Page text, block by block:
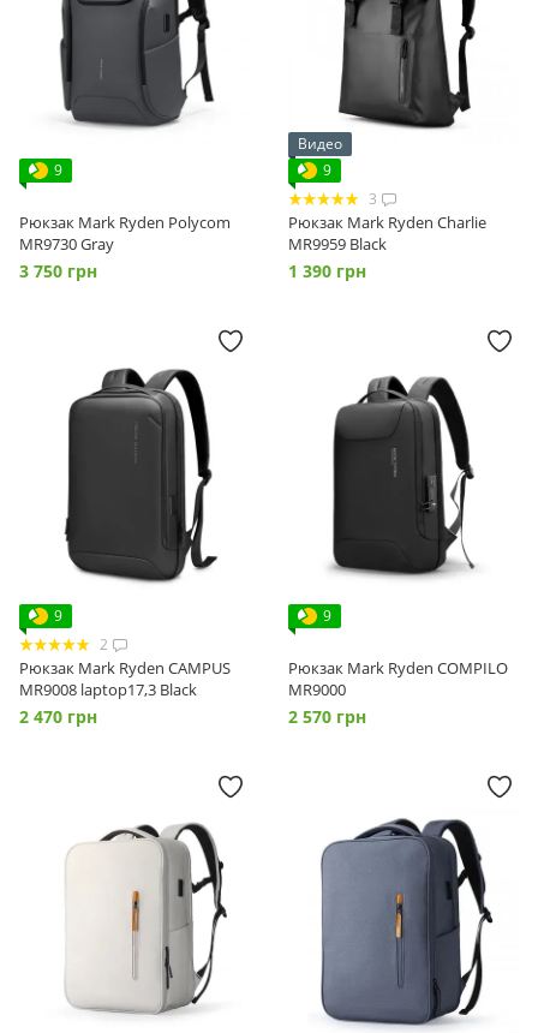
9
Рюкзак Mark Ryden Polycom
MR9730 Gray
3 750 грн
Видео
9
3
Рюкзак Mark Ryden Charlie
MR9959 Black
1 390 грн
9
2
Рюкзак Mark Ryden CAMPUS
MR9008 laptop17,3 Black
2 470 грн
9
Рюкзак Mark Ryden COMPILO
MR9000
2 570 грн